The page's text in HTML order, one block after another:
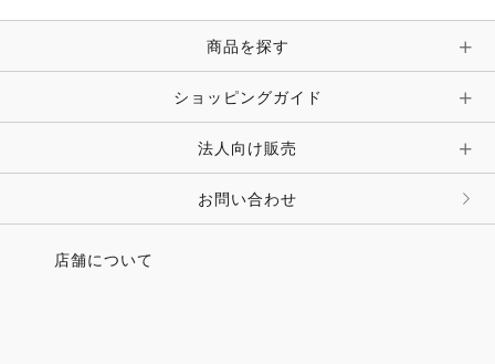
時計・財布・キーケース・革小物
キーホルダー・チャーム・ストラップ
ピン・ブローチ・コサージュ
その他 アクセサリー
商品を探す
ショッピングガイド
法人向け販売
お問い合わせ
店舗について